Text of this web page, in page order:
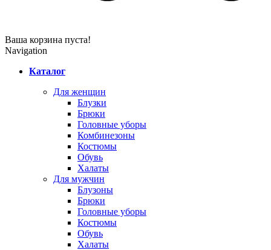
Ваша корзина пуста!
Navigation
Каталог
Для женщин
Блузки
Брюки
Головные уборы
Комбинезоны
Костюмы
Обувь
Халаты
Для мужчин
Блузоны
Брюки
Головные уборы
Костюмы
Обувь
Халаты